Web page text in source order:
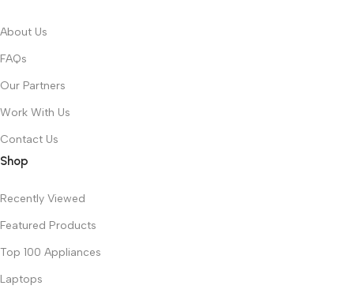
About Us
FAQs
Our Partners
Work With Us
Contact Us
Shop
Recently Viewed
Featured Products
Top 100 Appliances
Laptops